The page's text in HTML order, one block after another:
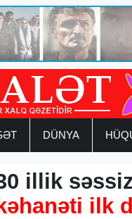
DÜNYA
illik
kəhanəti ilk